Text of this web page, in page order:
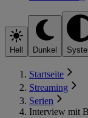
Hell Dunkel
Startseite
Streaming
Serien
Interview mit